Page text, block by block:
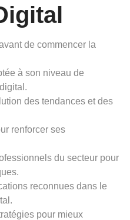
de commencer la
à son niveau de
des tendances et des
renforcer ses
du secteur pour
reconnues dans le
pour mieux